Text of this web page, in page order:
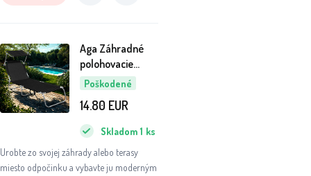
Poškodené
Aga Záhradné
polohovacie
ležadlo so
strieškou Čierne
6DAZ421 - II.
AKOSŤ
Urobte zo svojej záhrady alebo terasy
miesto odpočinku a vybavte ju moderným
Skladom 1 ks
14.80 EUR